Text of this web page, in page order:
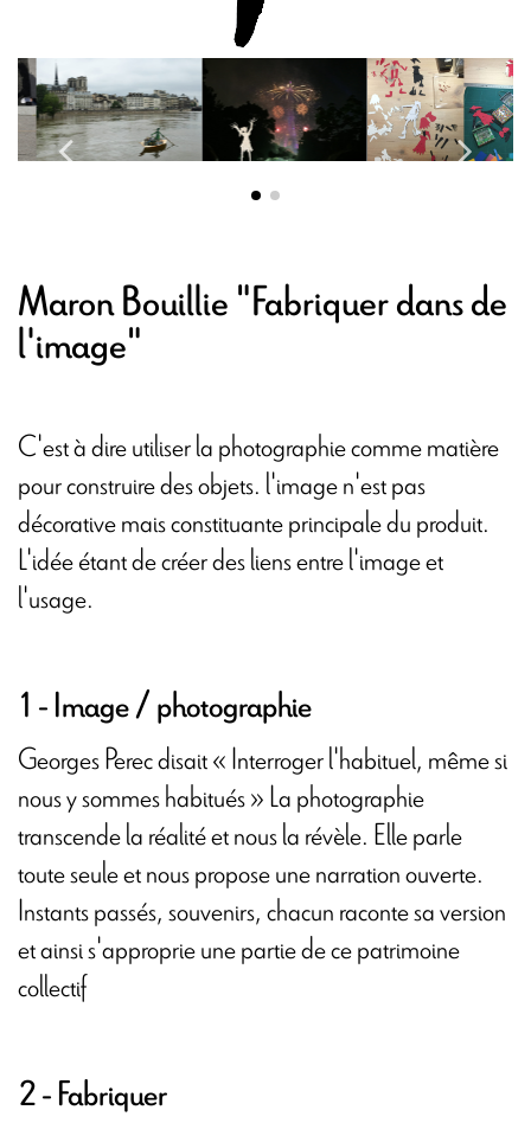
Maron Bouillie "Fabriquer dans de
l'image"
C'est à dire utiliser la photographie comme matière
pour construire des objets. l'image n'est pas
décorative mais constituante principale du produit.
L'idée étant de créer des liens entre l'image et
l'usage.
1 - Image / photographie
Georges Perec disait « Interroger l'habituel, même si
nous y sommes habitués » La photographie
transcende la réalité et nous la révèle. Elle parle
toute seule et nous propose une narration ouverte.
Instants passés, souvenirs, chacun raconte sa version
et ainsi s'approprie une partie de ce patrimoine
collectif
2 - Fabriquer